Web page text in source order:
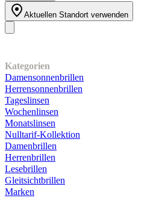
Aktuellen Standort verwenden
Kategorien
Damensonnenbrillen
Herrensonnenbrillen
Tageslinsen
Wochenlinsen
Monatslinsen
Nulltarif-Kollektion
Damenbrillen
Herrenbrillen
Lesebrillen
Gleitsichtbrillen
Marken